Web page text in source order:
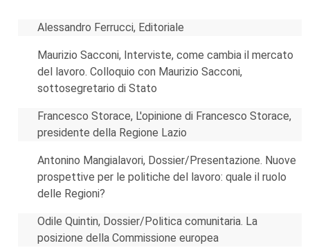
Alessandro Ferrucci, Editoriale
Maurizio Sacconi, Interviste, come cambia il mercato
del lavoro. Colloquio con Maurizio Sacconi,
sottosegretario di Stato
Francesco Storace, L'opinione di Francesco Storace,
presidente della Regione Lazio
Antonino Mangialavori, Dossier/Presentazione. Nuove
prospettive per le politiche del lavoro: quale il ruolo
delle Regioni?
Odile Quintin, Dossier/Politica comunitaria. La
posizione della Commissione europea